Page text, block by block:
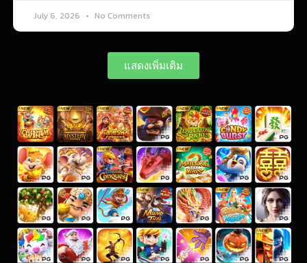
July 6, 2026 No Comments
แสดงเพิ่มเติม